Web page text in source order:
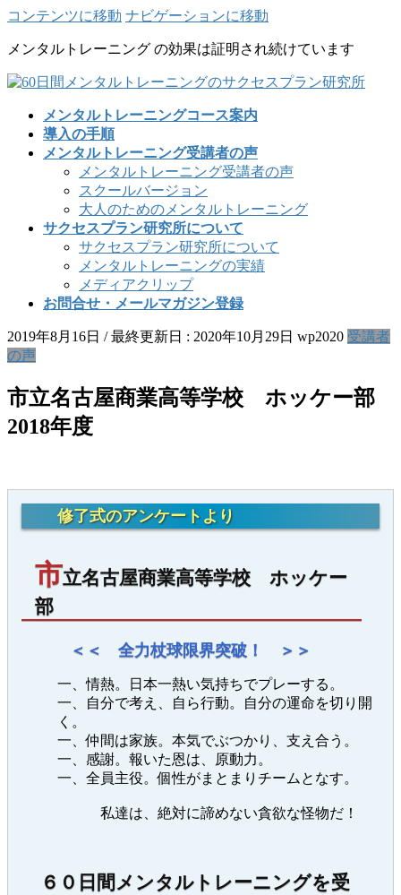
コンテンツに移動 ナビゲーションに移動
メンタルトレーニング の効果は証明され続けています
メンタルトレーニングコース案内
導入の手順
メンタルトレーニング受講者の声
メンタルトレーニング受講者の声
スクールバージョン
大人のためのメンタルトレーニング
サクセスプラン研究所について
サクセスプラン研究所について
メンタルトレーニングの実績
メディアクリップ
お問合せ・メールマガジン登録
2019年8月16日 / 最終更新日 : 2020年10月29日 wp2020 受講者
の声
市立名古屋商業高等学校 ホッケー部
2018年度
修了式のアンケートより
市立名古屋商業高等学校 ホッケー
部
＜＜ 全力杖球限界突破！ ＞＞
一、情熱。日本一熱い気持ちでプレーする。
一、自分で考え、自ら行動。自分の運命を切り開
く。
一、仲間は家族。本気でぶつかり、支え合う。
一、感謝。報いた恩は、原動力。
一、全員主役。個性がまとまりチームとなす。
私達は、絶対に諦めない貪欲な怪物だ！
６０日間メンタルトレーニングを受